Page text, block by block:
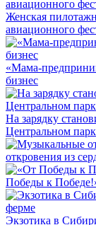
Женская
авиационного
«Мама-
бизнес
На зарядку
Центральном
откровения из
Победы к
Экзотика в